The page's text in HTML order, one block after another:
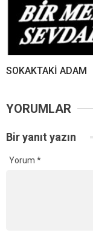
SOKAKTAKİ ADAM
YORUMLAR
Bir yanıt yazın
Yorum *